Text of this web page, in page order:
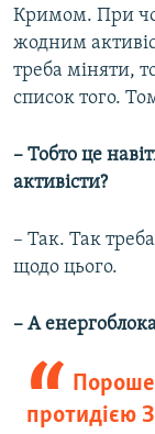
Кримом. При
жодним
треба міняти,
список того.
– Тобто це
активісти?
– Так. Так
щодо цього.
– А
протидією